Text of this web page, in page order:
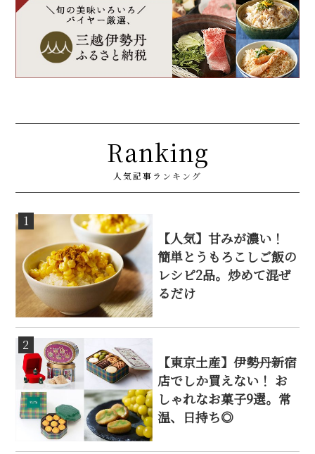
Ranking
人気記事ランキング
1
【人気】甘みが濃い！
簡単とうもろこしご飯の
レシピ2品。炒めて混ぜ
るだけ
2
【東京土産】伊勢丹新宿
店でしか買えない！ お
しゃれなお菓子9選。常
温、日持ち◎